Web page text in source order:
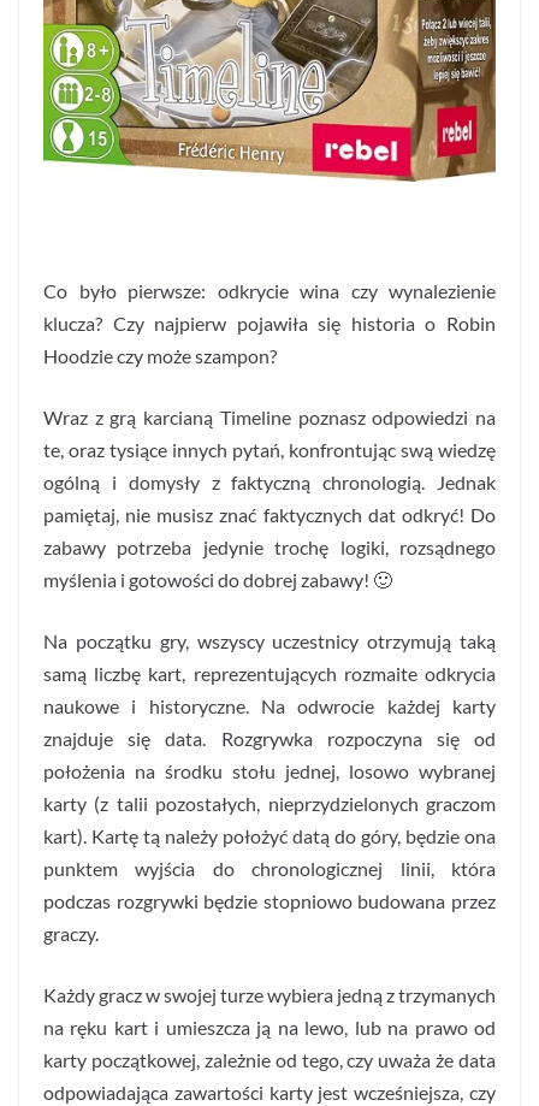
Co było pierwsze: odkrycie wina czy wynalezienie
klucza? Czy najpierw pojawiła się historia o Robin
Hoodzie czy może szampon?
Wraz z grą karcianą Timeline poznasz odpowiedzi na
te, oraz tysiące innych pytań, konfrontując swą wiedzę
ogólną i domysły z faktyczną chronologią. Jednak
pamiętaj, nie musisz znać faktycznych dat odkryć! Do
zabawy potrzeba jedynie trochę logiki, rozsądnego
myślenia i gotowości do dobrej zabawy! 🙂
Na początku gry, wszyscy uczestnicy otrzymują taką
samą liczbę kart, reprezentujących rozmaite odkrycia
naukowe i historyczne. Na odwrocie każdej karty
znajduje się data. Rozgrywka rozpoczyna się od
położenia na środku stołu jednej, losowo wybranej
karty (z talii pozostałych, nieprzydzielonych graczom
kart). Kartę tą należy położyć datą do góry, będzie ona
punktem wyjścia do chronologicznej linii, która
podczas rozgrywki będzie stopniowo budowana przez
graczy.
Każdy gracz w swojej turze wybiera jedną z trzymanych
na ręku kart i umieszcza ją na lewo, lub na prawo od
karty początkowej, zależnie od tego, czy uważa że data
odpowiadająca zawartości karty jest wcześniejsza, czy